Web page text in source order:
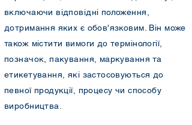
включаючи відповідні положення,
дотримання яких є обов'язковим. Він може
також містити вимоги до термінології,
позначок, пакування, маркування та
етикетування, які застосовуються до
певної продукції, процесу чи способу
виробництва.